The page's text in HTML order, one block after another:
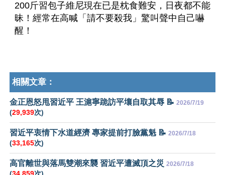
200斤習包子維尼現在已是枕食難安，日夜都不能
昧！經常在高喊「請不要殺我」驚叫聲中自己嚇
醒！
相關文章：
金正恩怒甩習近平 王滬寧跪訪平壤自取其辱 📝 2026/7/19
(29,939次)
習近平衷情下水道經濟 專家提前打臉黨魁 📝 2026/7/18
(33,165次)
高官離世與落馬雙潮來襲 習近平遭滅頂之災 2026/7/18